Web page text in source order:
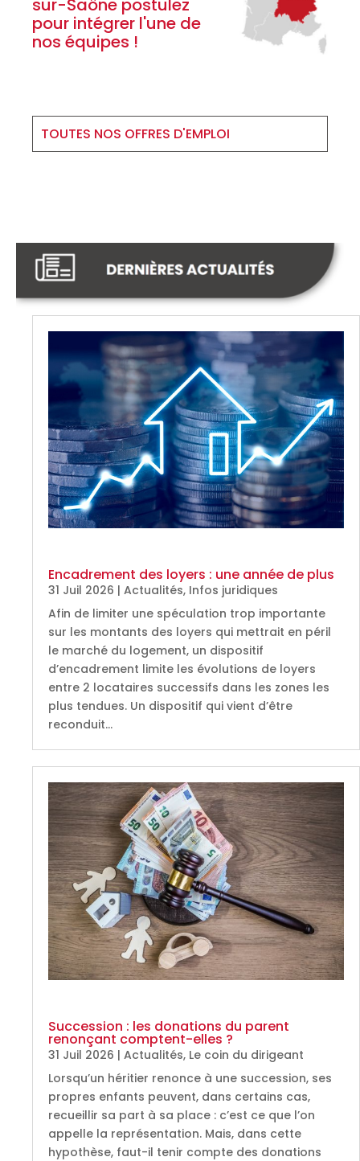
sur-Saône postulez
pour intégrer l'une de
nos équipes !
TOUTES NOS OFFRES D'EMPLOI
Encadrement des loyers : une année de plus
31 Juil 2026 | Actualités, Infos juridiques
Afin de limiter une spéculation trop importante
sur les montants des loyers qui mettrait en péril
le marché du logement, un dispositif
d’encadrement limite les évolutions de loyers
entre 2 locataires successifs dans les zones les
plus tendues. Un dispositif qui vient d’être
reconduit…
Succession : les donations du parent
renonçant comptent-elles ?
31 Juil 2026 | Actualités, Le coin du dirigeant
Lorsqu’un héritier renonce à une succession, ses
propres enfants peuvent, dans certains cas,
recueillir sa part à sa place : c’est ce que l’on
appelle la représentation. Mais, dans cette
hypothèse, faut-il tenir compte des donations